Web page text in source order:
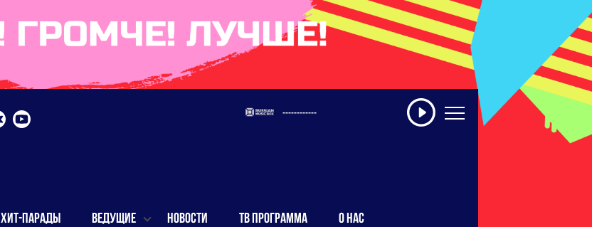
------------
ХИТ-ПАРАДЫ ВЕДУЩИЕ НОВОСТИ ТВ ПРОГРАММА О НАС